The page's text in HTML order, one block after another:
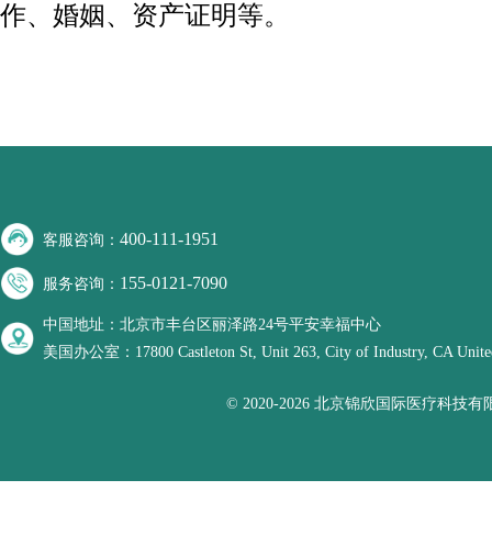
作、婚姻、资产证明等。
客服咨询：400-111-1951
服务咨询： 155-0121-7090
中国地址：北京市丰台区丽泽路24号平安幸福中心
美国办公室：17800 Castleton St, Unit 263, City of Industry, CA
© 2020-2026 北京锦欣国际医疗科